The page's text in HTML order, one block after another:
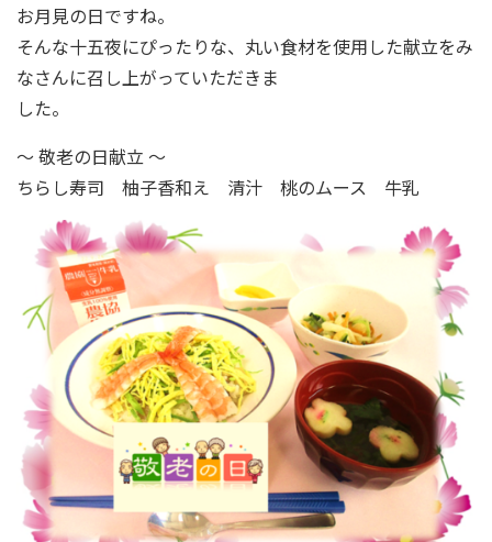
お月見の日ですね。
そんな十五夜にぴったりな、丸い食材を使用した献立をみ
なさんに召し上がっていただきま
した。
～ 敬老の日献立 ～
ちらし寿司 柚子香和え 清汁 桃のムース 牛乳